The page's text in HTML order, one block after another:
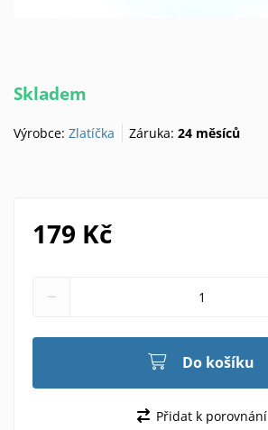
Skladem
Výrobce: Zlatíčka Záruka:24 měsíců
179 Kč
Do košíku
Přidat k porovnání